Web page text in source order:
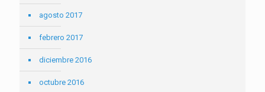
agosto 2017
febrero 2017
diciembre 2016
octubre 2016